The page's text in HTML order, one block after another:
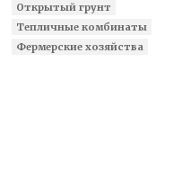
Открытый грунт
Тепличные комбинаты
Фермерские хозяйства